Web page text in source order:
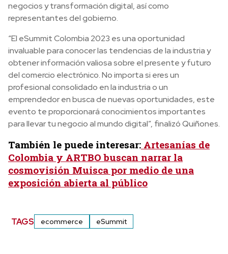
negocios y transformación digital, así como
representantes del gobierno.
“El eSummit Colombia 2023 es una oportunidad
invaluable para conocer las tendencias de la industria y
obtener información valiosa sobre el presente y futuro
del comercio electrónico. No importa si eres un
profesional consolidado en la industria o un
emprendedor en busca de nuevas oportunidades, este
evento te proporcionará conocimientos importantes
para llevar tu negocio al mundo digital”, finalizó Quiñones.
También le puede interesar: Artesanías de
Colombia y ARTBO buscan narrar la
cosmovisión Muisca por medio de una
exposición abierta al público
TAGS ecommerce eSummit